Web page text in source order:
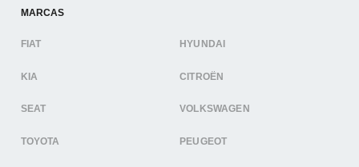
MARCAS
FIAT HYUNDAI
KIA CITROËN
SEAT VOLKSWAGEN
TOYOTA PEUGEOT